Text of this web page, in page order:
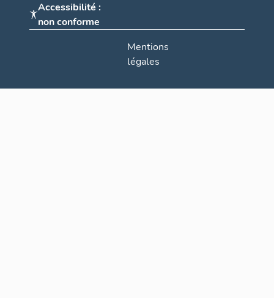
Accessibilité :
non conforme
Mentions
légales